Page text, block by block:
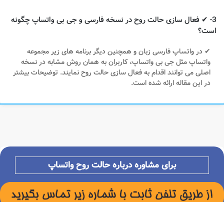
3- ✔ فعال سازی حالت روح در نسخه فارسی و جی بی واتساپ چگونه
است؟
✔ در واتساپ فارسی زبان و همچنین دیگر برنامه های زیر مجموعه
واتساپ مثل جی بی واتساپ، کاربران به همان روش مشابه در نسخه
اصلی می توانند اقدام به فعال سازی حالت روح نمایند. توضیحات بیشتر
در این مقاله ارائه شده است.
برای مشاوره دربارهحالت روح واتساپ